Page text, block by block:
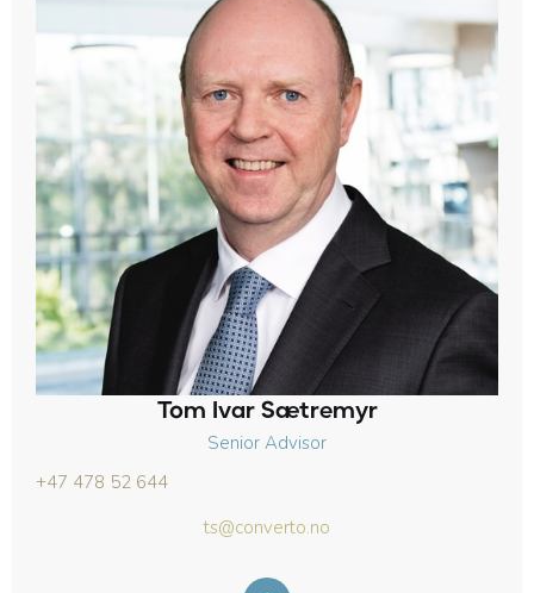
Tom Ivar Sætremyr
Senior Advisor
+47 478 52 644
ts@converto.no